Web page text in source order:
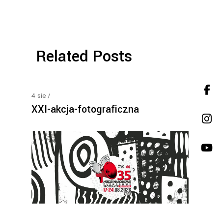
Related Posts
4 sie
XXI-akcja-fotograficzna